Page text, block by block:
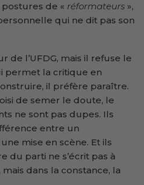
de « réformateurs »,
qui ne dit pas son
de l’UFDG, mais il refuse le
permet la critique en
il préfère paraître.
de semer le doute, le
ne sont pas dupes. Ils
entre un
mise en scène. Et ils
du parti ne s’écrit pas à
dans la constance, la